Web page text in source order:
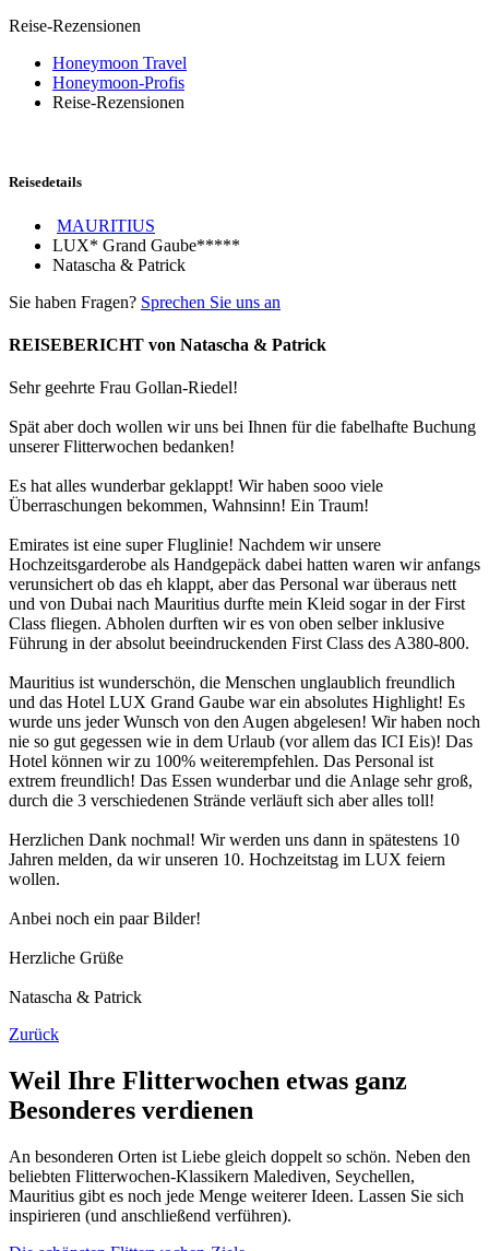
Reise-Rezensionen
Honeymoon Travel
Honeymoon-Profis
Reise-Rezensionen
Reisedetails
MAURITIUS
LUX* Grand Gaube*****
Natascha & Patrick
Sie haben Fragen? Sprechen Sie uns an
REISEBERICHT von Natascha & Patrick
Sehr geehrte Frau Gollan-Riedel!
Spät aber doch wollen wir uns bei Ihnen für die fabelhafte Buchung
unserer Flitterwochen bedanken!
Es hat alles wunderbar geklappt! Wir haben sooo viele
Überraschungen bekommen, Wahnsinn! Ein Traum!
Emirates ist eine super Fluglinie! Nachdem wir unsere
Hochzeitsgarderobe als Handgepäck dabei hatten waren wir anfangs
verunsichert ob das eh klappt, aber das Personal war überaus nett
und von Dubai nach Mauritius durfte mein Kleid sogar in der First
Class fliegen. Abholen durften wir es von oben selber inklusive
Führung in der absolut beeindruckenden First Class des A380-800.
Mauritius ist wunderschön, die Menschen unglaublich freundlich
und das Hotel LUX Grand Gaube war ein absolutes Highlight! Es
wurde uns jeder Wunsch von den Augen abgelesen! Wir haben noch
nie so gut gegessen wie in dem Urlaub (vor allem das ICI Eis)! Das
Hotel können wir zu 100% weiterempfehlen. Das Personal ist
extrem freundlich! Das Essen wunderbar und die Anlage sehr groß,
durch die 3 verschiedenen Strände verläuft sich aber alles toll!
Herzlichen Dank nochmal! Wir werden uns dann in spätestens 10
Jahren melden, da wir unseren 10. Hochzeitstag im LUX feiern
wollen.
Anbei noch ein paar Bilder!
Herzliche Grüße
Natascha & Patrick
Zurück
Weil Ihre Flitterwochen etwas ganz
Besonderes verdienen
An besonderen Orten ist Liebe gleich doppelt so schön. Neben den
beliebten Flitterwochen-Klassikern Malediven, Seychellen,
Mauritius gibt es noch jede Menge weiterer Ideen. Lassen Sie sich
inspirieren (und anschließend verführen).